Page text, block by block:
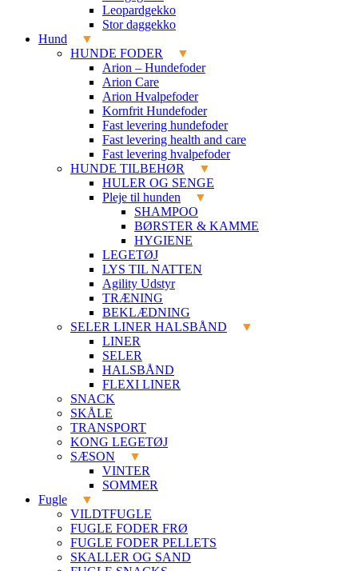
Leopardgekko
Stor daggekko
Hund
HUNDE FODER
Arion – Hundefoder
Arion Care
Arion Hvalpefoder
Kornfrit Hundefoder
Fast levering hundefoder
Fast levering health and care
Fast levering hvalpefoder
HUNDE TILBEHØR
HULER OG SENGE
Pleje til hunden
SHAMPOO
BØRSTER & KAMME
HYGIENE
LEGETØJ
LYS TIL NATTEN
Agility Udstyr
TRÆNING
BEKLÆDNING
SELER LINER HALSBÅND
LINER
SELER
HALSBÅND
FLEXI LINER
SNACK
SKÅLE
TRANSPORT
KONG LEGETØJ
SÆSON
VINTER
SOMMER
Fugle
VILDTFUGLE
FUGLE FODER FRØ
FUGLE FODER PELLETS
SKALLER OG SAND